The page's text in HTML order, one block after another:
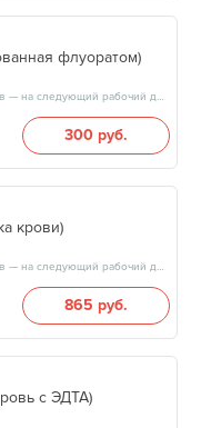
флуоратом)
Продолжительность минут, готовность результатов — на следующий рабочий день, после 15:00
300 руб.
крови)
Продолжительность минут, готовность результатов — на следующий рабочий день, после 15:00
865 руб.
с ЭДТА)